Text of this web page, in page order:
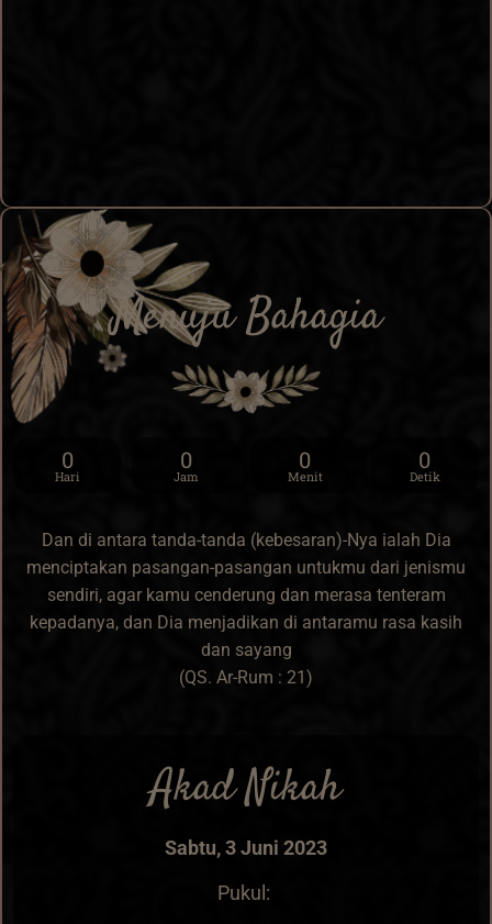
Menuju Bahagia
0
Hari
0
Jam
0
Menit
0
Detik
Dan di antara tanda-tanda (kebesaran)-Nya ialah Dia
menciptakan pasangan-pasangan untukmu dari jenismu
sendiri, agar kamu cenderung dan merasa tenteram
kepadanya, dan Dia menjadikan di antaramu rasa kasih
dan sayang
(QS. Ar-Rum : 21)
Akad Nikah
Sabtu, 3 Juni 2023
Pukul: